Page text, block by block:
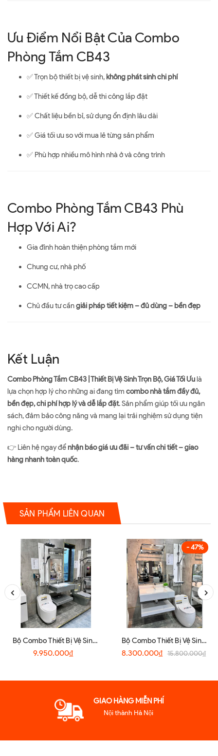
Ưu Điểm Nổi Bật Của Combo
Phòng Tắm CB43
✅ Trọn bộ thiết bị vệ sinh, không phát sinh chi phí
✅ Thiết kế đồng bộ, dễ thi công lắp đặt
✅ Chất liệu bền bỉ, sử dụng ổn định lâu dài
✅ Giá tối ưu so với mua lẻ từng sản phẩm
✅ Phù hợp nhiều mô hình nhà ở và công trình
Combo Phòng Tắm CB43 Phù
Hợp Với Ai?
Gia đình hoàn thiện phòng tắm mới
Chung cư, nhà phố
CCMN, nhà trọ cao cấp
Chủ đầu tư cầngiải pháp tiết kiệm – đủ dùng – bền đẹp
Kết Luận
Combo Phòng Tắm CB43 | Thiết Bị Vệ Sinh Trọn Bộ, Giá Tối Ưulà
lựa chọn hợp lý cho những ai đang tìm combo nhà tắm đầy đủ,
bền đẹp, chi phí hợp lý và dễ lắp đặt. Sản phẩm giúp tối ưu ngân
sách, đảm bảo công năng và mang lại trải nghiệm sử dụng tiện
nghi cho người dùng.
👉 Liên hệ ngay đểnhận báo giá ưu đãi – tư vấn chi tiết – giao
hàng nhanh toàn quốc.
SẢN PHẨM LIÊN QUAN
Bộ Combo Thiết Bị Vệ Sinh
Phòng Tắm CB0022 Chính
9.950.000₫
- 47%
Bộ Combo Thiết Bị Vệ Sinh
Phòng Tắm CB0025 Cao
8.300.000₫ 15.800.000₫
GIAO HÀNG MIỄN PHÍ
Nội thành Hà Nội